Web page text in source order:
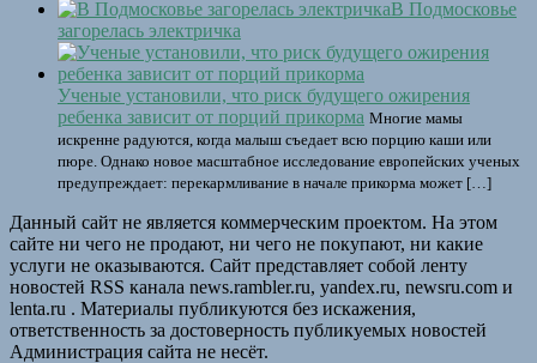
В Подмосковье
загорелась электричка
Ученые установили, что риск будущего ожирения
ребенка зависит от порций прикорма Многие мамы
искренне радуются, когда малыш съедает всю порцию каши или
пюре. Однако новое масштабное исследование европейских ученых
предупреждает: перекармливание в начале прикорма может […]
Данный сайт не является коммерческим проектом. На этом
сайте ни чего не продают, ни чего не покупают, ни какие
услуги не оказываются. Сайт представляет собой ленту
новостей RSS канала news.rambler.ru, yandex.ru, newsru.com и
lenta.ru . Материалы публикуются без искажения,
ответственность за достоверность публикуемых новостей
Администрация сайта не несёт.